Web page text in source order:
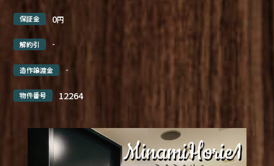
保証金 0円
解約引 -
造作譲渡金 -
物件番号 12264